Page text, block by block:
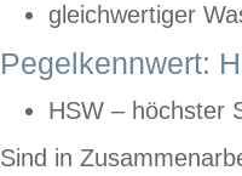
gleichwertiger
Pegelkennwert:
HSW – höchster
Sind in